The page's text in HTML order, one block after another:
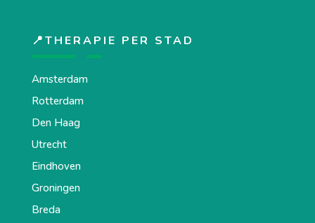
📍THERAPIE PER STAD
Amsterdam
Rotterdam
Den Haag
Utrecht
Eindhoven
Groningen
Breda